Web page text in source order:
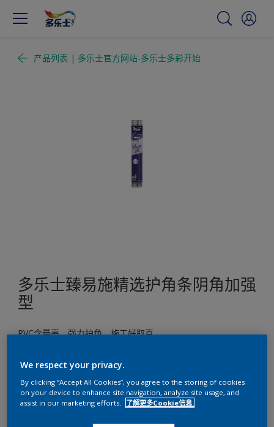
产品列表 | 多乐士官方网站-多乐士多彩开始
多乐士臻易施精选护角条阴角加强
型
PVC含量高、强力护角、施工好取直
数量
We respect your privacy.
By clicking “Accept All Cookies”, you agree to the storing of cookies
on your device to enhance site navigation, analyze site usage, and
assist in our marketing efforts.
了解更多Cookie信息.